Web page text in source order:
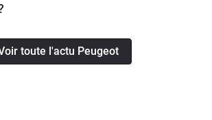
toute l'actu Peugeot